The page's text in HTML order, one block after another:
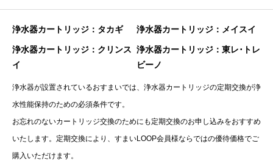
浄水器カートリッジ：タカギ 浄水器カートリッジ：メイスイ
浄水器カートリッジ：クリンス
イ
浄水器カートリッジ：東レ･トレ
ビーノ
浄水器が設置されているおすまいでは、浄水器カートリッジの定期交換が浄
水性能保持のための必須条件です。
お忘れのないカートリッジ交換のためにも定期交換のお申し込みをおすすめ
いたします。定期交換により、すまいLOOP会員様ならではの優待価格でご
購入いただけます。